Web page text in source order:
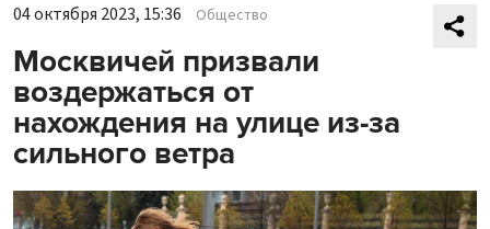
04 октября 2023, 15:36 Общество
Москвичей призвали
воздержаться от
нахождения на улице из-за
сильного ветра